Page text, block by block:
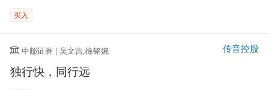
买入
中邮证券 | 吴文吉,徐铭婉 传音控股
独行快，同行远